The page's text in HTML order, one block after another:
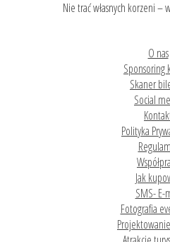
Nie trać własnych korzeni –
O nas
Sponsoring
Skaner
Social
Polityka
Jak
SMS- E-
Fotografia